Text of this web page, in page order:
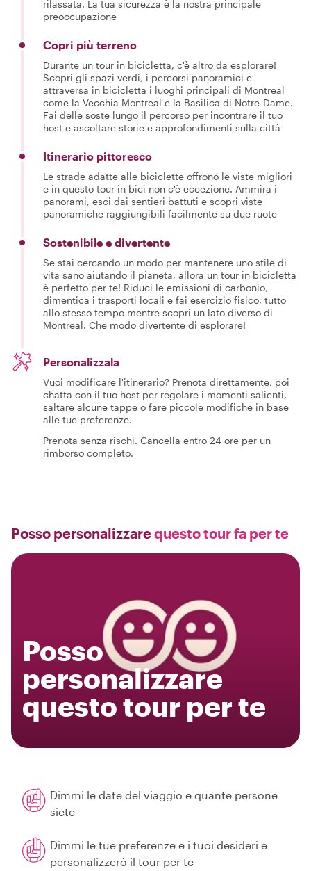
rilassata. La tua sicurezza è la nostra principale
preoccupazione
Copri più terreno
Durante un tour in bicicletta, c'è altro da esplorare!
Scopri gli spazi verdi, i percorsi panoramici e
attraversa in bicicletta i luoghi principali di Montreal
come la Vecchia Montreal e la Basilica di Notre-Dame.
Fai delle soste lungo il percorso per incontrare il tuo
host e ascoltare storie e approfondimenti sulla città
Itinerario pittoresco
Le strade adatte alle biciclette offrono le viste migliori
e in questo tour in bici non c'è eccezione. Ammira i
panorami, esci dai sentieri battuti e scopri viste
panoramiche raggiungibili facilmente su due ruote
Sostenibile e divertente
Se stai cercando un modo per mantenere uno stile di
vita sano aiutando il pianeta, allora un tour in bicicletta
è perfetto per te! Riduci le emissioni di carbonio,
dimentica i trasporti locali e fai esercizio fisico, tutto
allo stesso tempo mentre scopri un lato diverso di
Montreal. Che modo divertente di esplorare!
Personalizzala
Vuoi modificare l'itinerario? Prenota direttamente, poi
chatta con il tuo host per regolare i momenti salienti,
saltare alcune tappe o fare piccole modifiche in base
alle tue preferenze.
Prenota senza rischi. Cancella entro 24 ore per un
rimborso completo.
Posso personalizzarequesto tour fa per te
Posso
personalizzare
questo tour per te
Dimmi le date del viaggio e quante persone
siete
Dimmi le tue preferenze e i tuoi desideri e
personalizzerò il tour per te